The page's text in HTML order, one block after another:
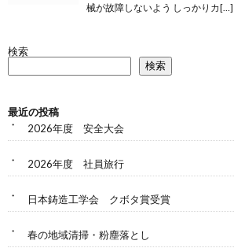
械が故障しないよう しっかりカ[…]
検索
検索
最近の投稿
2026年度 安全大会
2026年度 社員旅行
日本鋳造工学会 クボタ賞受賞
春の地域清掃・粉塵落とし